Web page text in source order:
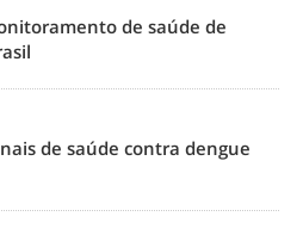
de saúde de
de saúde contra dengue